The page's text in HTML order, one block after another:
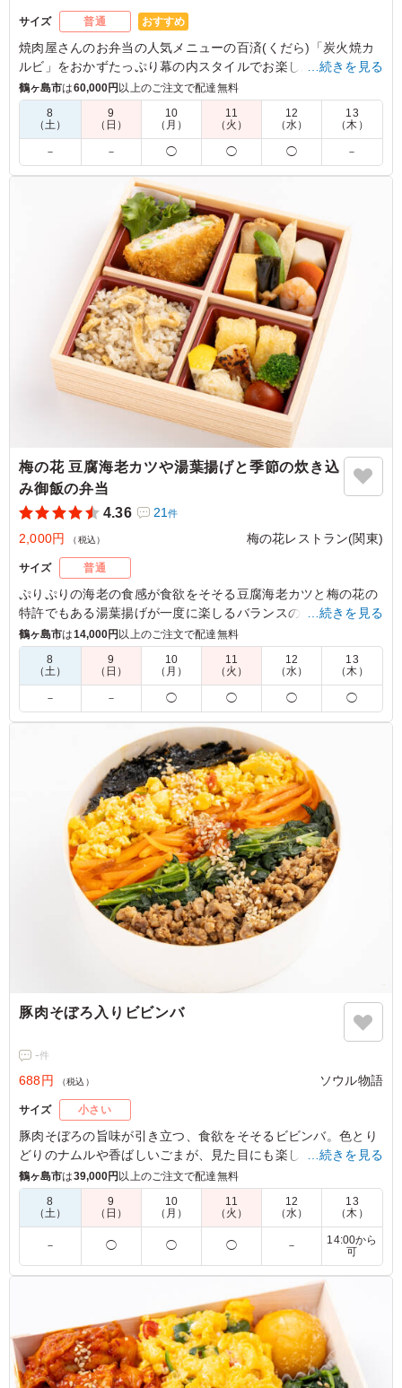
サイズ 普通 おすすめ
焼肉屋さんのお弁当の人気メニューの百済(くだら)「炭火焼カ
ルビ」をおかずたっぷり幕の内スタイルでお楽しみいただけま
す。ロケ現場だけでなく【会議・会食】のシーンにもオススメ
◎ご飯の上に敷き詰められた牛カルビは炭火の香りがフワッと
感じられます。特製の焼肉タレをかけてお召し上がりいただけ
ます。
インターネットでの評判は、あまり当てにならないと思っ
ており、①投稿数が多い ②★マークの数であとは、勝負
ですが 今回は「くるめしプレミアムマーク」を信用して
選びましたが、正解でした。サンプル写真と現物に齟齬が
ないことと、ほぼ評判通り。 高齢者の方達の弁当の残し
具合をチェックしましたが、ほぼ完食が、この商品の満足
度であると考えています。 有難う御座いました。
ご利用シーン：懇親会›懇親会
埼玉県川口市飯塚2026/06/22
…続きを見る
鶴ヶ島市は60,000円 以上のご注文で配達無料
8
（土）
9
（日）
10
（月）
11
（火）
12
（水）
13
（木）
－ － ◯ ◯ ◯ －
梅の花 豆腐海老カツや湯葉揚げと季節の炊き込
み御飯の弁当
4.36
21件
2,000円 （税込） 梅の花レストラン(関東)
サイズ 普通
ぷりぷりの海老の食感が食欲をそそる豆腐海老カツと梅の花の
特許でもある湯葉揚げが一度に楽しるバランスの良いお弁当で
す。様々なイベントや会議にも好評です。
※現在は無地折箱でのご納品となります
5.0 株式会社HRT
焚き合わせの味付けがおいしかった
ご利用シーン：－
埼玉県さいたま市緑区美園2026/05/31
…続きを見る
鶴ヶ島市は14,000円以上のご注文で配達無料
8
（土）
9
（日）
10
（月）
11
（火）
12
（水）
13
（木）
－ － ◯ ◯ ◯ ◯
豚肉そぼろ入りビビンバ
-件
688円 （税込） ソウル物語
サイズ 小さい
豚肉そぼろの旨味が引き立つ、食欲をそそるビビンバ。色とり
どりのナムルや香ばしいごまが、見た目にも楽しさを添えま
す。会議や勉強会など、みんなでシェアして喜ばれる一品で
す。
…続きを見る
鶴ヶ島市は39,000円 以上のご注文で配達無料
8
（土）
9
（日）
10
（月）
11
（火）
12
（水）
13
（木）
－ ◯ ◯ ◯ －
14:00から
可